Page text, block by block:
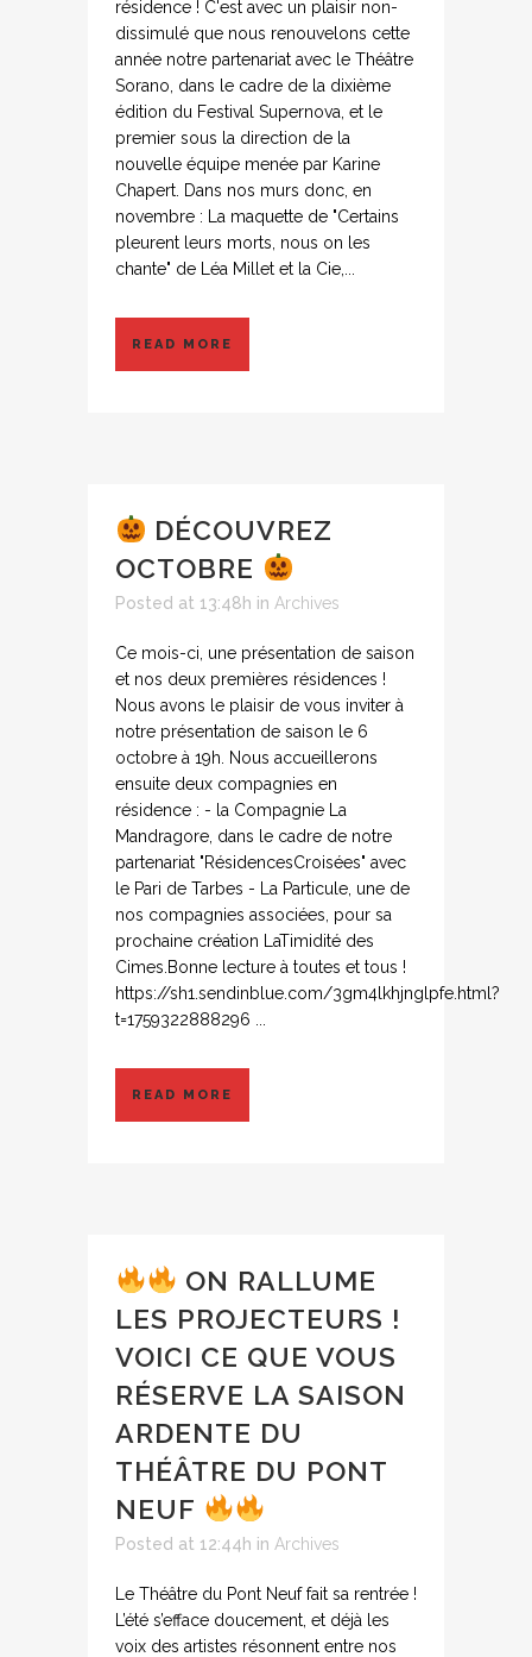
résidence ! C'est avec un plaisir non-
dissimulé que nous renouvelons cette
année notre partenariat avec le Théâtre
Sorano, dans le cadre de la dixième
édition du Festival Supernova, et le
premier sous la direction de la
nouvelle équipe menée par Karine
Chapert. Dans nos murs donc, en
novembre : La maquette de "Certains
pleurent leurs morts, nous on les
chante" de Léa Millet et la Cie,...
READ MORE
DÉCOUVREZ
OCTOBRE
Posted at 13:48h in Archives
Ce mois-ci, une présentation de saison
et nos deux premières résidences !
Nous avons le plaisir de vous inviter à
notre présentation de saison le 6
octobre à 19h. Nous accueillerons
ensuite deux compagnies en
résidence : - la Compagnie La
Mandragore, dans le cadre de notre
partenariat "RésidencesCroisées" avec
le Pari de Tarbes - La Particule, une de
nos compagnies associées, pour sa
prochaine création LaTimidité des
Cimes.Bonne lecture à toutes et tous !
https://sh1.sendinblue.com/3gm4lkhjnglpfe.html?
t=1759322888296 ...
READ MORE
ON RALLUME
LES PROJECTEURS !
VOICI CE QUE VOUS
RÉSERVE LA SAISON
ARDENTE DU
THÉÂTRE DU PONT
NEUF
Posted at 12:44h in Archives
Le Théâtre du Pont Neuf fait sa rentrée !
L’été s’efface doucement, et déjà les
voix des artistes résonnent entre nos